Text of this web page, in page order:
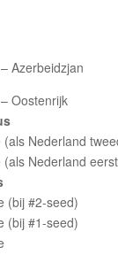
Azerbeidzjan
Oostenrijk
Nederland
Nederland
(bij #2-seed)
(bij #1-seed)